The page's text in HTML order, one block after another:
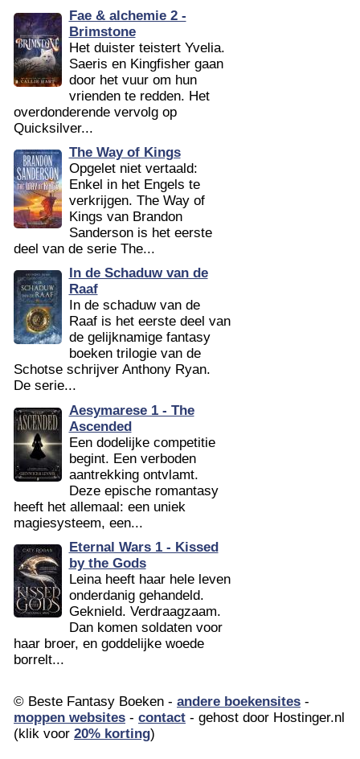
Fae & alchemie 2 -
Brimstone
Het duister teistert Yvelia.
Saeris en Kingfisher gaan
door het vuur om hun
vrienden te redden. Het
overdonderende vervolg op
Quicksilver...
The Way of Kings
Opgelet niet vertaald:
Enkel in het Engels te
verkrijgen. The Way of
Kings van Brandon
Sanderson is het eerste
deel van de serie The...
In de Schaduw van de
Raaf
In de schaduw van de
Raaf is het eerste deel van
de gelijknamige fantasy
boeken trilogie van de
Schotse schrijver Anthony Ryan.
De serie...
Aesymarese 1 - The
Ascended
Een dodelijke competitie
begint. Een verboden
aantrekking ontvlamt.
Deze epische romantasy
heeft het allemaal: een uniek
magiesysteem, een...
Eternal Wars 1 - Kissed
by the Gods
Leina heeft haar hele leven
onderdanig gehandeld.
Geknield. Verdraagzaam.
Dan komen soldaten voor
haar broer, en goddelijke woede
borrelt...
© Beste Fantasy Boeken - andere boekensites -
moppen websites - contact - gehost door Hostinger.nl
(klik voor 20% korting)